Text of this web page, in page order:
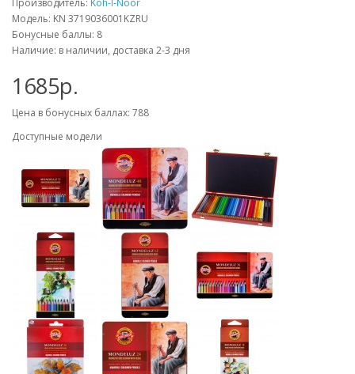
Производитель: Koh-I-Noor
Модель: KN 3719036001KZRU
Бонусные баллы: 8
Наличие: в наличии, доставка 2-3 дня
1685р.
Цена в бонусных баллах: 788
Доступные модели